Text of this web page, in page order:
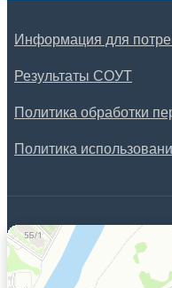
Информация для
Результаты СОУТ
Политика обработки
Политика